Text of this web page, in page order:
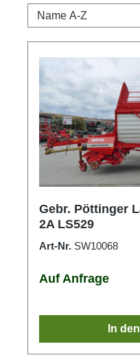
Gebr. Pöttinger
2A LS529
Art-Nr. SW10068
Auf Anfrage
In